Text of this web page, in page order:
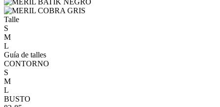
Talle
S
M
L
Guía de talles
CONTORNO
S
M
L
BUSTO